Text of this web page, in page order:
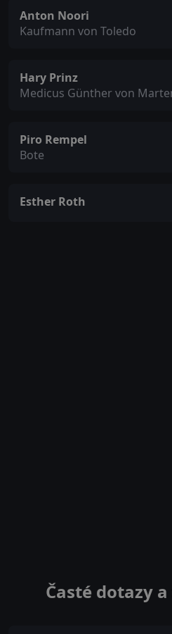
Anton Noori
Kaufmann von Toledo
Hary Prinz
Medicus Günther von
Piro Rempel
Bote
Esther Roth
Časté dotazy